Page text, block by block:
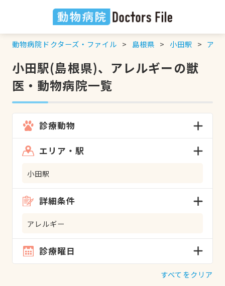
動物病院ドクターズ・ファイル 島根県 小田駅 アレ
小田駅(島根県)、アレルギーの獣
医・動物病院一覧
診療動物
エリア・駅
小田駅
詳細条件
アレルギー
診療曜日
すべてをクリア